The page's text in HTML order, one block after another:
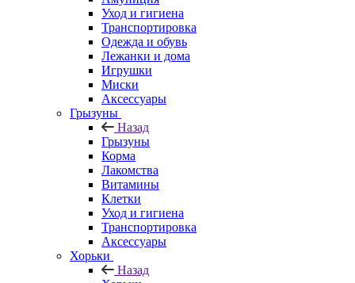
Уход и гигиена
Транспортировка
Одежда и обувь
Лежанки и дома
Игрушки
Миски
Аксессуары
Грызуны
Назад
Грызуны
Корма
Лакомства
Витамины
Клетки
Уход и гигиена
Транспортировка
Аксессуары
Хорьки
Назад